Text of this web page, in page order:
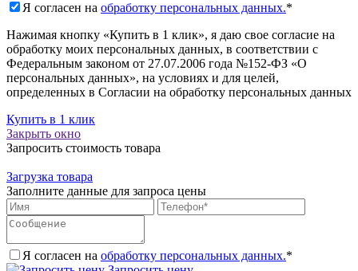
Я согласен на обработку персональных данных.*
Нажимая кнопку «Купить в 1 клик», я даю свое согласие на
обработку моих персональных данных, в соответствии с
Федеральным законом от 27.07.2006 года №152-ФЗ «О
персональных данных», на условиях и для целей,
определенных в Согласии на обработку персональных данных
Купить в 1 клик
Закрыть окно
Запросить стоимость товара
Загрузка товара
Заполните данные для запроса цены
Я согласен на обработку персональных данных.*